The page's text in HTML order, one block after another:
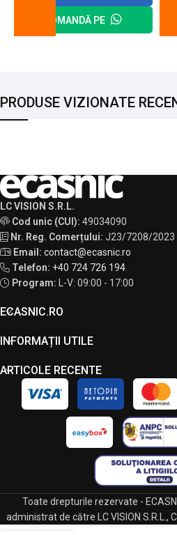
COMANDĂ PE
PRODUSE VIZIONATE
LC VISION S.R.L.
Cod unic (CUI): 49034090
Nr. Reg. Comerțului: J23/7208/2023
Email: contact@ecasnic.ro
Telefon: +40 724 726 194
Program:
L-V: 09:00 - 17:00
ECASNIC.RO
INFORMAȚII UTILE
ARTICOLE RECENTE
Toate drepturile rezervate -
administrat de către LC VISION